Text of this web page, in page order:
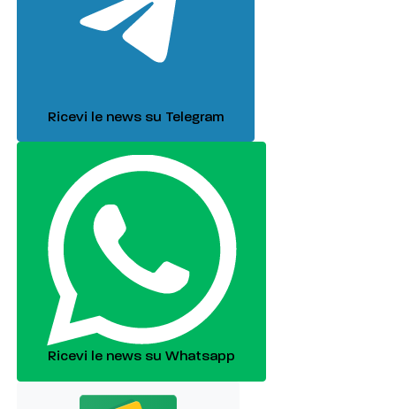
Ricevi le news su Telegram
Ricevi le news su Whatsapp